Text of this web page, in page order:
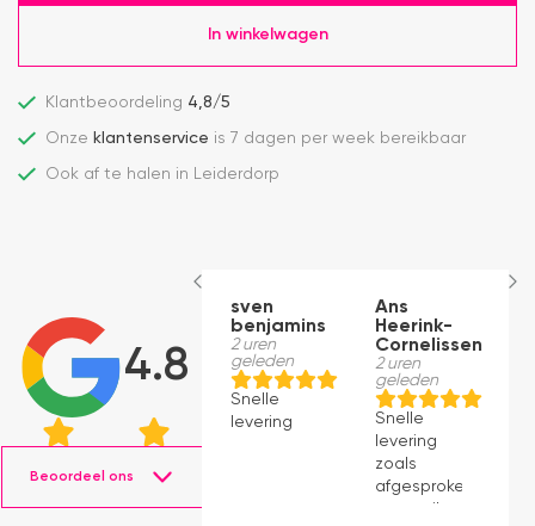
In winkelwagen
Klantbeoordeling 4,8/5
Onze klantenservice is 7 dagen per week bereikbaar
Ook af te halen in Leiderdorp
4.8
Beoordeel ons
sven
benjamins
2 uren
geleden
Snelle
levering
Ans
Heerink-
Cornelissen
2 uren
geleden
Snelle
levering
zoals
afgesproken
per mail.